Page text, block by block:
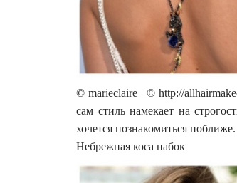
© marieclaire © http://
сам стиль намекает на
хочется познакомиться поближе.
Небрежная коса набок